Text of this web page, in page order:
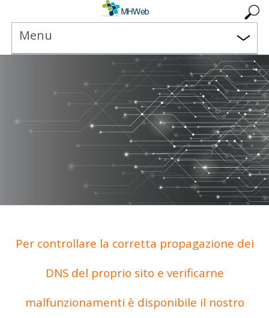
Menu
Per controllare la corretta propagazione dei
DNS del proprio sito e verificarne
malfunzionamenti è disponibile il nostro